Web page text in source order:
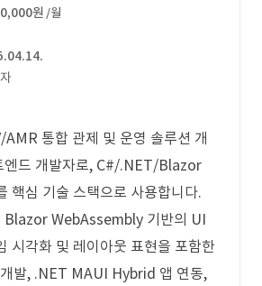
원 /월
AMR 통합 관제 및 운영 솔루션 개
엔드 개발자로, C#/.NET/Blazor
핵심 기술 스택으로 사용합니다.
Blazor WebAssembly 기반의 UI
시각화 및 레이아웃 표현을 포함한
발, .NET MAUI Hybrid 앱 연동,